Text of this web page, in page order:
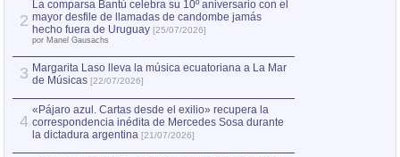
2
La comparsa Bantú celebra su 10º aniversario con el
mayor desfile de llamadas de candombe jamás
hecho fuera de Uruguay [25/07/2026]
por Manel Gausachs
3 Margarita Laso lleva la música ecuatoriana a La Mar
de Músicas [22/07/2026]
4
«Pájaro azul. Cartas desde el exilio» recupera la
correspondencia inédita de Mercedes Sosa durante
la dictadura argentina [21/07/2026]